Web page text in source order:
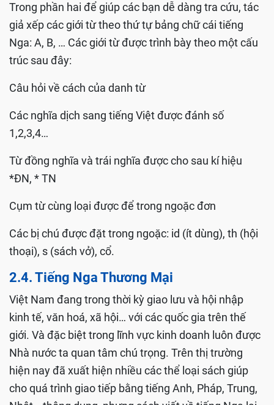
Trong phần hai để giúp các bạn dễ dàng tra cứu, tác
giả xếp các giới từ theo thứ tự bảng chữ cái tiếng
Nga: A, B, … Các giới từ được trình bày theo một cấu
trúc sau đây:
Câu hỏi về cách của danh từ
Các nghĩa dịch sang tiếng Việt được đánh số
1,2,3,4…
Từ đồng nghĩa và trái nghĩa được cho sau kí hiệu
*ĐN, * TN
Cụm từ cùng loại được để trong ngoặc đơn
Các bị chú được đặt trong ngoặc: id (ít dùng), th (hội
thoại), s (sách vở), cổ.
2.4. Tiếng Nga Thương Mại
Việt Nam đang trong thời kỳ giao lưu và hội nhập
kinh tế, văn hoá, xã hội… với các quốc gia trên thế
giới. Và đặc biệt trong lĩnh vực kinh doanh luôn được
Nhà nước ta quan tâm chú trọng. Trên thị trường
hiện nay đã xuất hiện nhiều các thể loại sách giúp
cho quá trình giao tiếp bằng tiếng Anh, Pháp, Trung,